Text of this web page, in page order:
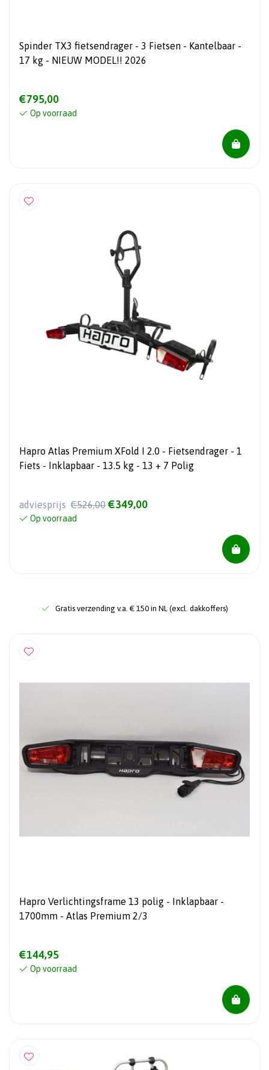
Spinder TX3 fietsendrager - 3 Fietsen - Kantelbaar -
17 kg - NIEUW MODEL!! 2026
€795,00
Op voorraad
Hapro Atlas Premium XFold I 2.0 - Fietsendrager - 1
Fiets - Inklapbaar - 13.5 kg - 13 + 7 Polig
adviesprijs €526,00 €349,00
Op voorraad
Gratis verzending v.a. € 150 in NL (excl. dakkoffers)
Hapro Verlichtingsframe 13 polig - Inklapbaar -
1700mm - Atlas Premium 2/3
€144,95
Op voorraad